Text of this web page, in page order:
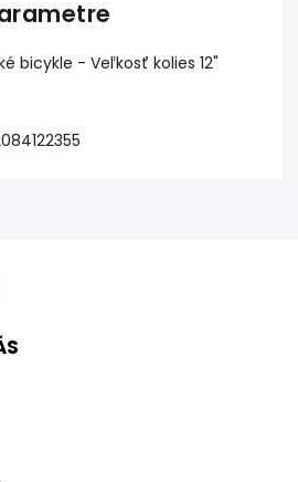
bicykle - Veľkosť kolies 12"